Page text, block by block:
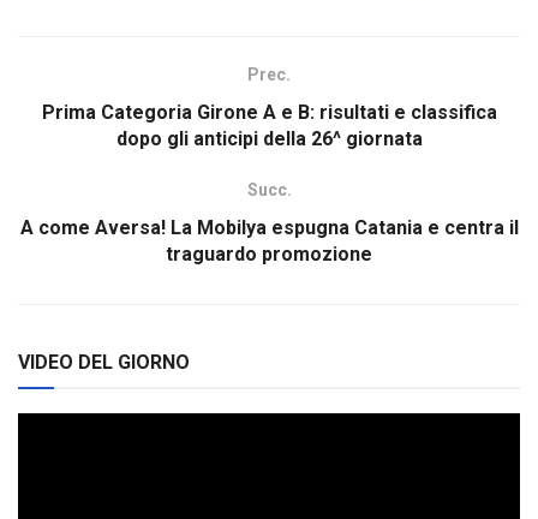
Prec.
Prima Categoria Girone A e B: risultati e classifica
dopo gli anticipi della 26^ giornata
Succ.
A come Aversa! La Mobilya espugna Catania e centra il
traguardo promozione
VIDEO DEL GIORNO